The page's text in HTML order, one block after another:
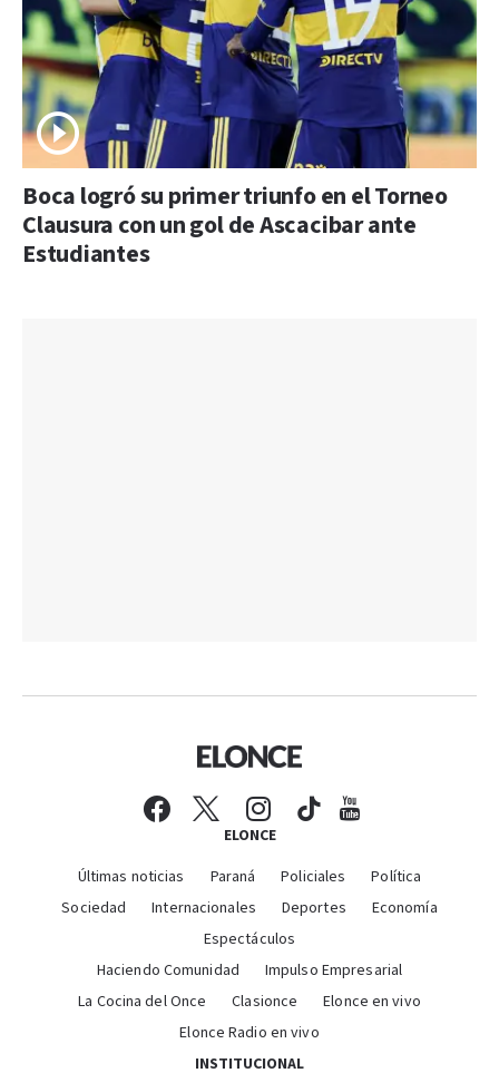
Boca logró su primer triunfo en el Torneo
Clausura con un gol de Ascacibar ante
Estudiantes
ELONCE
Últimas noticias Paraná Policiales
Política
Sociedad
Internacionales Deportes
Economía
Espectáculos
Haciendo Comunidad
Impulso Empresarial
La Cocina del Once
Clasionce
Elonce en vivo
Elonce Radio en vivo
INSTITUCIONAL